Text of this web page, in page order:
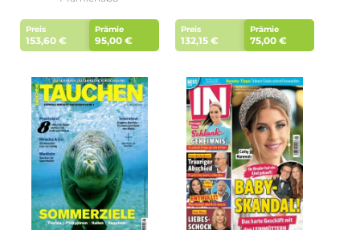
Preis
153,60 €
Prämie
95,00 €
Preis
132,15 €
Prämie
75,00 €